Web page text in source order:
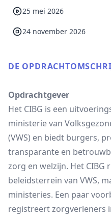
25 mei 2026
24 november 2026
DE
Opdrachtgever
Het CIBG is een
ministerie van
(VWS) en biedt burgers,
transparante en
zorg en welzijn. Het
beleidsterrein van VWS,
ministeries. Een paar
registreert zorgverleners